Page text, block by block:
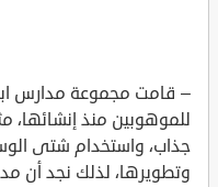
– قامت مجموعة مدارس
للموهوبين منذ
جذاب، واستخدام شتى
وتطويرها، لذلك نجد أن